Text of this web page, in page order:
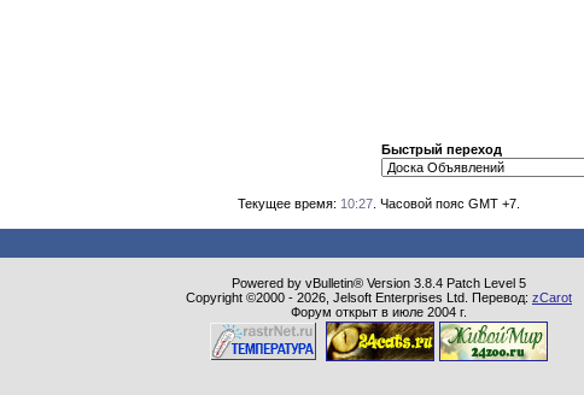
Быстрый переход
Текущее время: 10:27 . Часовой пояс GMT +7.
Powered by vBulletin® Version 3.8.4 Patch Level 5
Copyright ©2000 - 2026, Jelsoft Enterprises Ltd. Перевод: zCarot
Форум открыт в июле 2004 г.